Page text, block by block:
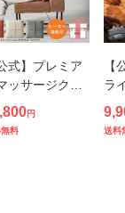
式】プレミア
ッサージクッ
ン ダブルもみ
HC319 マッサ
円
料
【
ラ
ド
送料